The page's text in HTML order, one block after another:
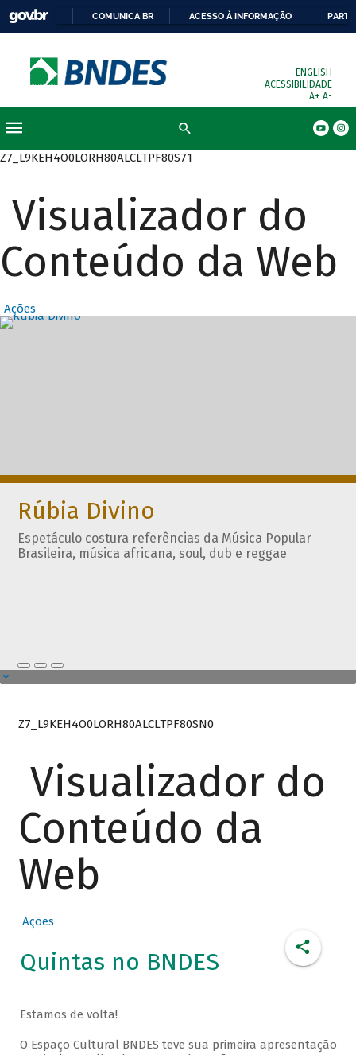
COMUNICA BR ACESSO À INFORMAÇÃO
ENGLISH
ACESSIBILIDADE
A+ A-
Z7_L9KEH4O0LORH80ALCLTPF80S71
Visualizador do
Conteúdo da Web
Ações
Destaques
Rúbia Divino
Espetáculo costura referências da Música Popular
Brasileira, música africana, soul, dub e reggae
Z7_L9KEH4O0LORH80ALCLTPF80SN0
Visualizador do
Conteúdo da
Web
Ações
Quintas no BNDES
Estamos de volta!
O Espaço Cultural BNDES teve sua primeira apresentação